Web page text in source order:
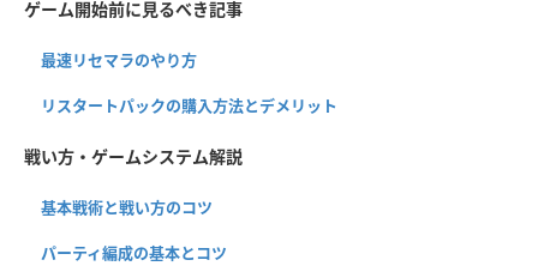
ゲーム開始前に見るべき記事
最速リセマラのやり方
リスタートパックの購入方法とデメリット
戦い方・ゲームシステム解説
基本戦術と戦い方のコツ
パーティ編成の基本とコツ